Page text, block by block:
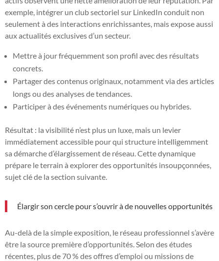
exemple, intégrer un club sectoriel sur LinkedIn conduit non
seulement à des interactions enrichissantes, mais expose aussi
aux actualités exclusives d’un secteur.
Mettre à jour fréquemment son profil avec des résultats
concrets.
Partager des contenus originaux, notamment via des articles
longs ou des analyses de tendances.
Participer à des événements numériques ou hybrides.
Résultat : la visibilité n’est plus un luxe, mais un levier
immédiatement accessible pour qui structure intelligemment
sa démarche d’élargissement de réseau. Cette dynamique
prépare le terrain à explorer des opportunités insoupçonnées,
sujet clé de la section suivante.
Élargir son cercle pour s’ouvrir à de nouvelles opportunités
Au-delà de la simple exposition, le réseau professionnel s’avère
être la source première d’opportunités. Selon des études
récentes, plus de 70 % des offres d’emploi ou missions de